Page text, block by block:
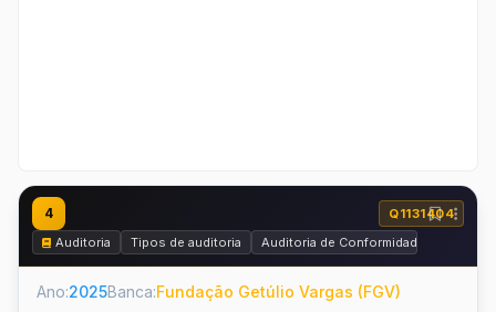
4
Q1131404
Auditoria
Tipos de auditoria Auditoria de Conformidade
Ano:2025Banca:Fundação Getúlio Vargas (FGV)